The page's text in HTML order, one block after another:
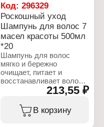
Код:296329
Роскошный уход
Шампунь для волос 7
масел красоты 500мл
*20
Шампунь для волос
мягко и бережно
очищает, питает и
восстанавливает волосы
по всей длине,
появление секущихся
кончиков, уменьшает
213,55 ₽
В корзину